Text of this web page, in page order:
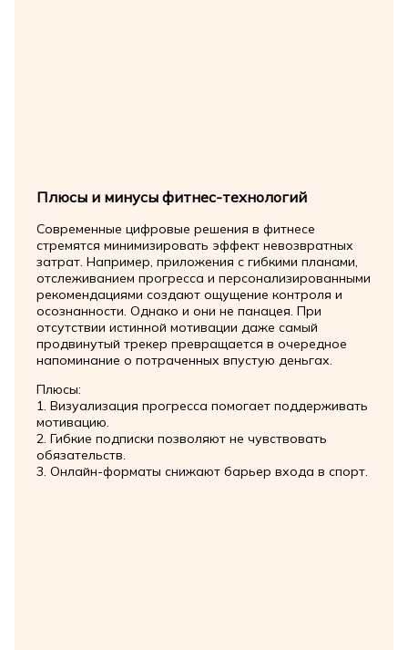
Плюсы и минусы фитнес-технологий
Современные цифровые решения в фитнесе
стремятся минимизировать эффект невозвратных
затрат. Например, приложения с гибкими планами,
отслеживанием прогресса и персонализированными
рекомендациями создают ощущение контроля и
осознанности. Однако и они не панацея. При
отсутствии истинной мотивации даже самый
продвинутый трекер превращается в очередное
напоминание о потраченных впустую деньгах.
Плюсы:
1. Визуализация прогресса помогает поддерживать
мотивацию.
2. Гибкие подписки позволяют не чувствовать
обязательств.
3. Онлайн-форматы снижают барьер входа в спорт.